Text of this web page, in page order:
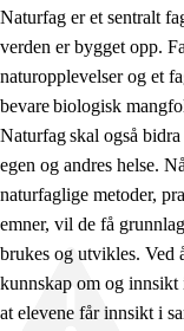
Fagets relevans
Kjerneelementer
Tverrfaglige
Grunnleggende
Naturfag er et sentralt
verden er bygget opp.
naturopplevelser og et
bevare biologisk
Naturfag skal også
egen og andres helse.
naturfaglige metoder,
emner, vil de få
brukes og utvikles. Ved
kunnskap om og innsikt
at elevene får innsikt i